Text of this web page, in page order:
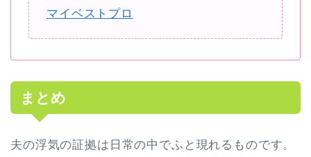
マイベストプロ
まとめ
夫の浮気の証拠は日常の中でふと現れるものです。